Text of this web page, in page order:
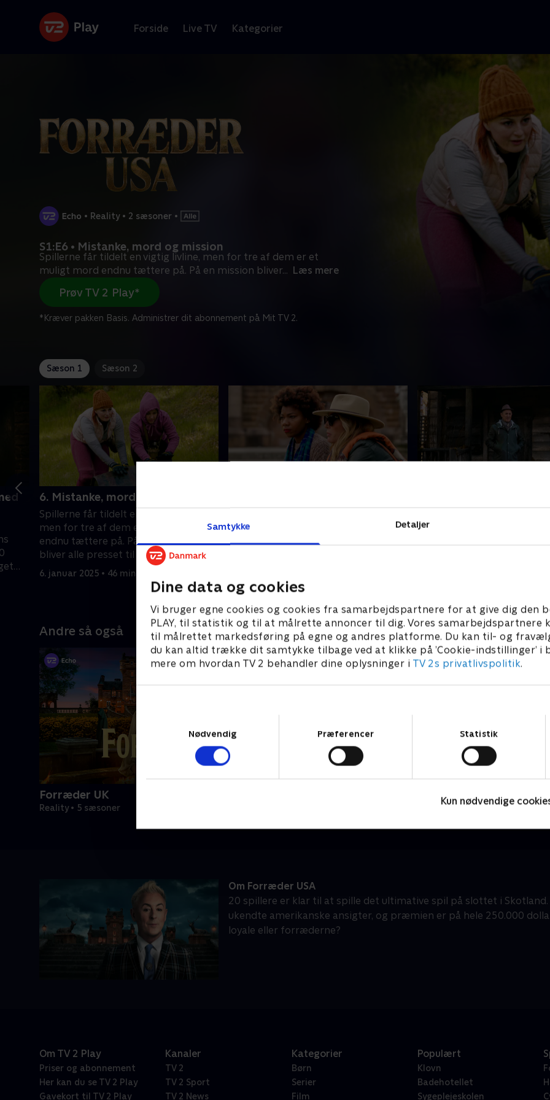
Samtykke Detaljer
Dine data og cookies
Vi bruger egne cookies og cookies fra samarbejdspartnere for at give dig den
PLAY, til statistik og til at målrette annoncer til dig. Vores samarbejdspartnere
til målrettet markedsføring på egne og andres platforme. Du kan til- og
du kan altid trække dit samtykke tilbage ved at klikke på ’Cookie-indstillinger’ i
mere om hvordan TV 2 behandler dine oplysninger i TV 2s privatlivspolitik.
Nødvendig
Præferencer Statistik
Kun nødvendige
Forside Live TV Kategorier
• Reality • 2 sæsoner •
S1:E6 • Mistanke, mord og mission
Spillerne får tildelt en vigtig livline, men for tre af dem er et
muligt mord endnu tættere på. På en mission bliver... Læs mere
Prøv TV 2 Play*
*Kræver pakken Basis. Administrer dit abonnement på Mit TV 2.
Sæson 1 Sæson 2
6. Mistanke, mord og mission
Spillerne får tildelt en vigtig livline,
men for tre af dem er et muligt mord
endnu tættere på. På en mission
bliver alle presset til det yderste.
6. januar 2025 • 46 min
holde facaden ved det runde bord,
hvor bølgerne går højt. Forræderne
beslutning, mens et rygte
Andre så også
Forræder UK
Reality • 5 sæsoner
Om Forræder USA
20 spillere er klar til at spille det ultimative spil på slottet i
ukendte amerikanske ansigter, og præmien er på hele 250.000
loyale eller forræderne?
Om TV 2 Play
Priser og abonnement
Her kan du se TV 2 Play
Gavekort til TV 2 Play
Kanaler
TV 2
TV 2 Sport
TV 2 News
Kategorier
Børn
Serier
Film
Populært
Klovn
Badehotellet
Sygeplejeskolen